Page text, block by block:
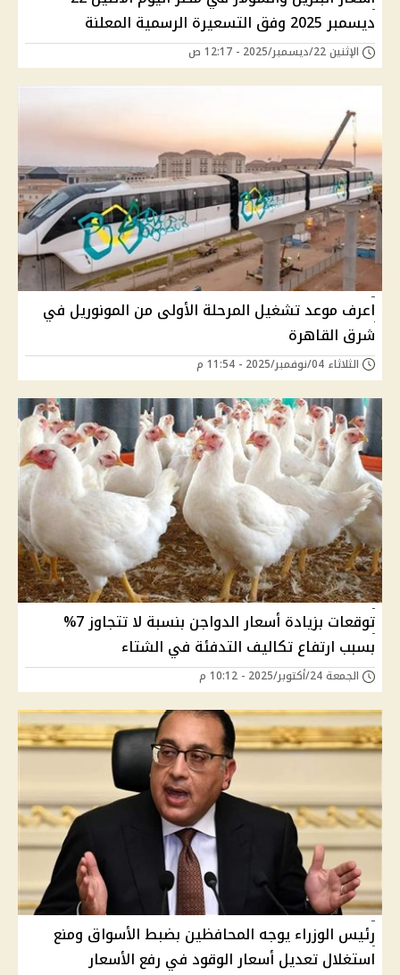
ديسمبر 2025 وفق التسعيرة الرسمية المعلنة
الإثنين 22/ديسمبر/2025 - 12:17 ص
اعرف موعد تشغيل المرحلة الأولى من المونوريل في
شرق القاهرة
الثلاثاء 04/نوفمبر/2025 - 11:54 م
توقعات بزيادة أسعار الدواجن بنسبة لا تتجاوز 7%
بسبب ارتفاع تكاليف التدفئة في الشتاء
الجمعة 24/أكتوبر/2025 - 10:12 م
رئيس الوزراء يوجه المحافظين بضبط الأسواق ومنع
استغلال تعديل أسعار الوقود في رفع الأسعار